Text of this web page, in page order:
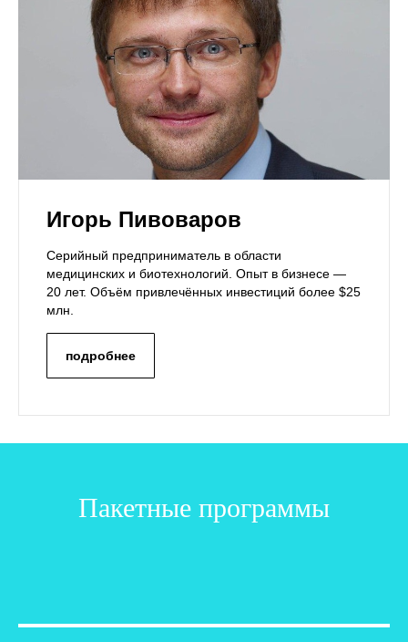
Игорь Пивоваров
Серийный предприниматель в области
медицинских и биотехнологий. Опыт в бизнесе —
20 лет. Объём привлечённых инвестиций более $25
млн.
подробнее
Пакетные программы